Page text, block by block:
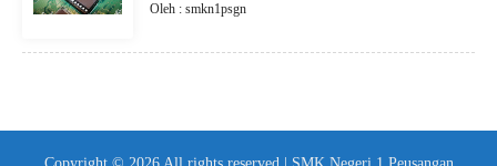
Oleh : smkn1psgn